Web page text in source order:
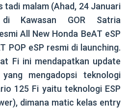
tadi malam (Ahad, 24 Januari
Kawasan GOR Satria
All New Honda BeAT eSP
POP eSP resmi di launching.
Fi ini mendapatkan update
mengadopsi teknologi
125 Fi yaitu teknologi ESP
dimana matic kelas entry